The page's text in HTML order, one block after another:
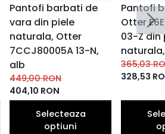
Pantofi barbati de
vara din piele
naturala, Otter
7CCJ80005A 13-N,
alb
449,00RON
404,10 RON
Selecteaza
optiuni
Pantofi
Otter
03-Z din
365,03
328,53